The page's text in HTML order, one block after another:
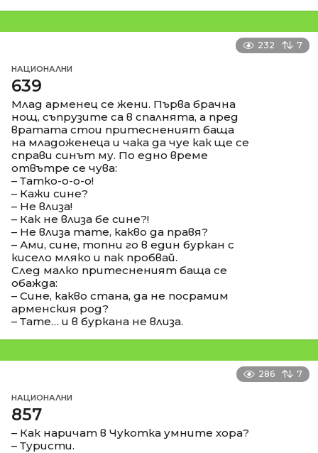
232 7
НАЦИОНАЛНИ
639
Млад арменец се жени. Първа брачна
нощ, съпрузите са в спалнята, а пред
вратата стои притесненият баща
на младоженеца и чака да чуе как ще се
справи синът му. По едно време
отвътре се чува:
– Татко-о-о-о!
– Кажи сине?
– Не влиза!
– Как не влиза бе сине?!
– Не влиза тате, какво да правя?
– Ами, сине, топни го в един буркан с
кисело мляко и пак пробвай.
След малко притесненият баща се
обажда:
– Сине, какво стана, да не посрамим
арменския род?
– Тате… и в буркана не влиза.
286 7
НАЦИОНАЛНИ
857
– Как наричат в Чукотка умните хора?
– Туристи.